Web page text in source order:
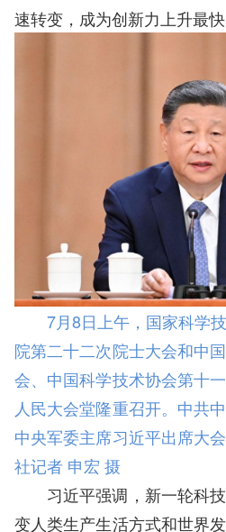
速转变，成为创新力上升最快
7月8日上午，国家科学
院第二十二次院士大会和中
会、中国科学技术协会第十
人民大会堂隆重召开。中共
中央军委主席习近平出席大
社记者 申宏 摄
习近平强调，新一轮科
变人类生产生活方式和世界